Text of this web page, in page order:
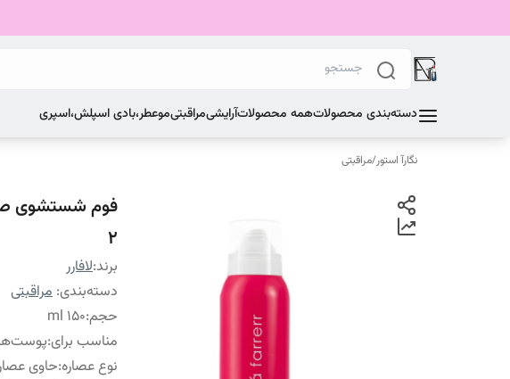
دسته‌بندی محصولاتهمه محصولاتآرایشیمراقبتیموعطر،بادی اسپلش،اسپری
نگارآ استور/مراقبتی
فوم شستشوی
2
برند:لافارر
دسته‌بندی: مراقبتی
حجم:۱۵۰ ml
مناسب برای:
نوع عصاره:حاوی